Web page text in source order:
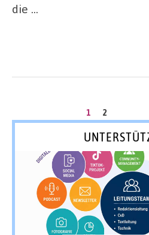
die …
Beiträge
SEITE
1 SEITE
2